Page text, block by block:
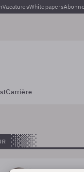
VacaturesWhitepapers
Carrière